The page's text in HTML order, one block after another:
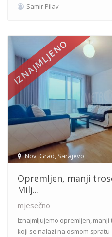
Samir Pilav
Novi Grad, Sarajevo
IZNAJMLJENO
Opremljen, manji
Milj...
mjesečno
Iznajmljujemo opremljen,
koji se nalazi na osmom